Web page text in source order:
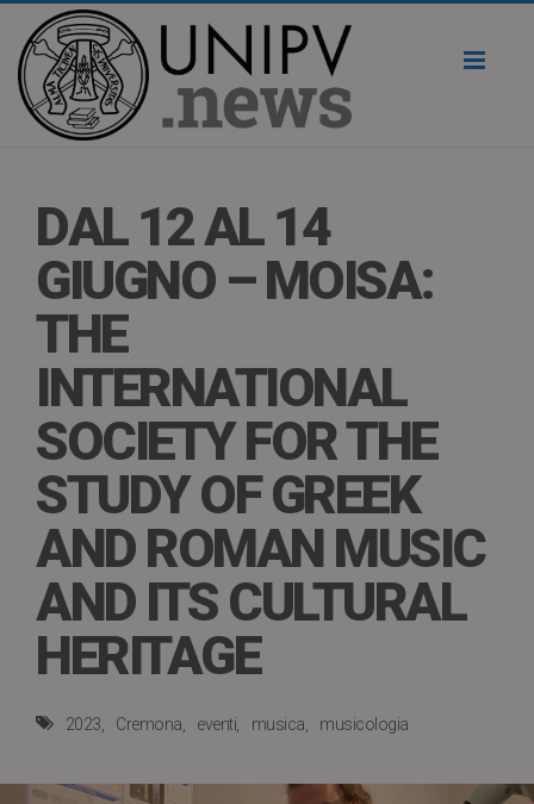
DAL 12 AL 14
GIUGNO – MOISA:
THE
INTERNATIONAL
SOCIETY FOR THE
STUDY OF GREEK
AND ROMAN MUSIC
AND ITS CULTURAL
HERITAGE
2023 Cremona eventi musica musicologia